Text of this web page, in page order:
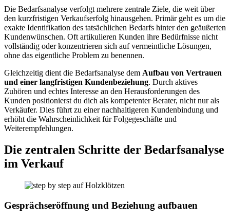
Die Bedarfsanalyse verfolgt mehrere zentrale Ziele, die weit über
den kurzfristigen Verkaufserfolg hinausgehen. Primär geht es um die
exakte Identifikation des tatsächlichen Bedarfs hinter den geäußerten
Kundenwünschen. Oft artikulieren Kunden ihre Bedürfnisse nicht
vollständig oder konzentrieren sich auf vermeintliche Lösungen,
ohne das eigentliche Problem zu benennen.
Gleichzeitig dient die Bedarfsanalyse dem Aufbau von Vertrauen
und einer langfristigen Kundenbeziehung. Durch aktives
Zuhören und echtes Interesse an den Herausforderungen des
Kunden positionierst du dich als kompetenter Berater, nicht nur als
Verkäufer. Dies führt zu einer nachhaltigeren Kundenbindung und
erhöht die Wahrscheinlichkeit für Folgegeschäfte und
Weiterempfehlungen.
Die zentralen Schritte der Bedarfsanalyse
im Verkauf
Gesprächseröffnung und Beziehung aufbauen